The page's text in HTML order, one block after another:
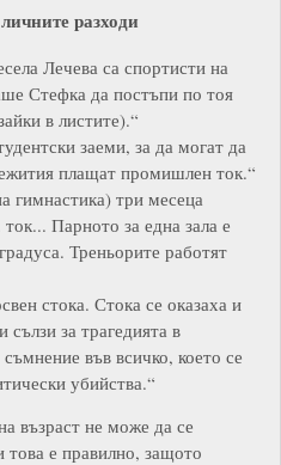
разходи
Лечева са спортисти на
Стефка да постъпи по тоя
в листите).“
заеми, за да могат да
плащат промишлен ток.“
гимнастика) три месеца
Парното за една зала е
Треньорите работят
стока. Стока се оказаха и
сълзи за трагедията в
във всичко, което се
убийства.“
възраст не може да се
това е правилно, защото